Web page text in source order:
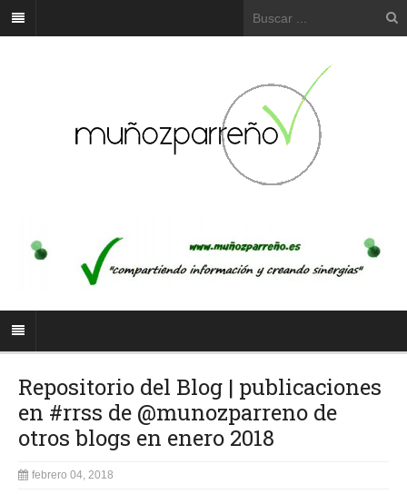
Repositorio del Blog | publicaciones
en #rrss de @munozparreno de
otros blogs en enero 2018
febrero 04, 2018